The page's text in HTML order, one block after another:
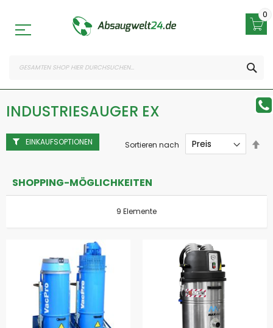
0
INDUSTRIESAUGER EX
9 Elemente
Sortieren nach
EINKAUFSOPTIONEN
SHOPPING-MÖGLICHKEITEN